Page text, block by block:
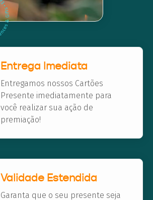
Entrega Imediata
Entregamos nossos Cartões
Presente imediatamente para
você realizar sua ação de
premiação!
Validade Estendida
Garanta que o seu presente seja